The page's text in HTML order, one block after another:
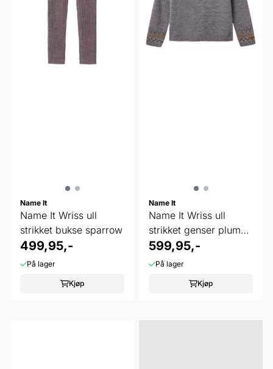
Name It
Name It Wriss ull
strikket bukse sparrow
499,95,-
På lager
Kjøp
Name It
Name It Wriss ull
strikket genser plum
kitten
599,95,-
På lager
Kjøp